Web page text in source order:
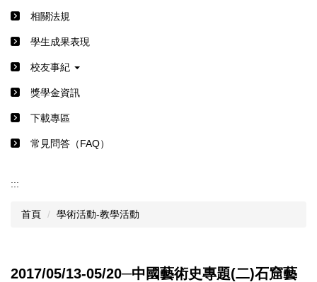
相關法規
學生成果表現
校友事紀
獎學金資訊
下載專區
常見問答（FAQ）
:::
首頁 學術活動-教學活動
2017/05/13-05/20─中國藝術史專題(二)石窟藝